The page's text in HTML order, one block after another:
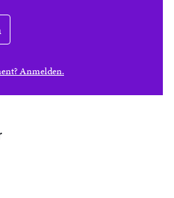
Anmelden.